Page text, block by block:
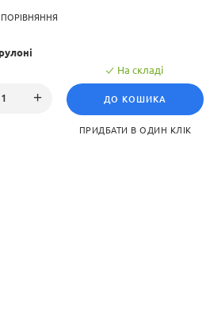
На складі
ДО КОШИКА
ПРИДБАТИ В ОДИН КЛІК